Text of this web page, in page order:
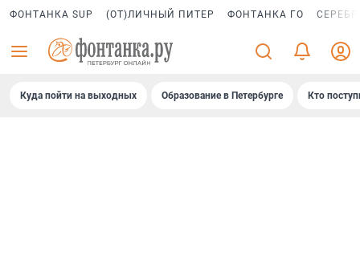
ФОНТАНКА SUP (ОТ)ЛИЧНЫЙ ПИТЕР ФОНТАНКА ГО
Куда пойти на выходных Образование в Петербурге Кто